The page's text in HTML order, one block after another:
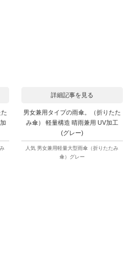
詳細記事を見る
男女兼用タイプの雨傘。（折りたた
み傘） 軽量構造 晴雨兼用 UV加工
(グレー)
人気 男女兼用軽量大型雨傘（折りたたみ
傘）グレー